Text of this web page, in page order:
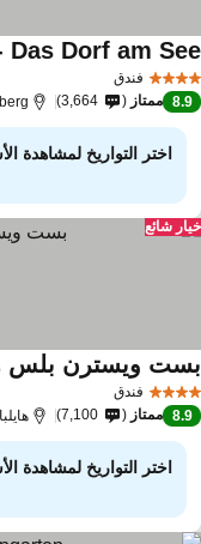
فندق
Das Dorf am
8.9 ممتاز 3,664
اختر التواريخ لمشاهدة
شائع
فندق
ويسترن بلس
8.9 ممتاز 7,100
اختر التواريخ لمشاهدة